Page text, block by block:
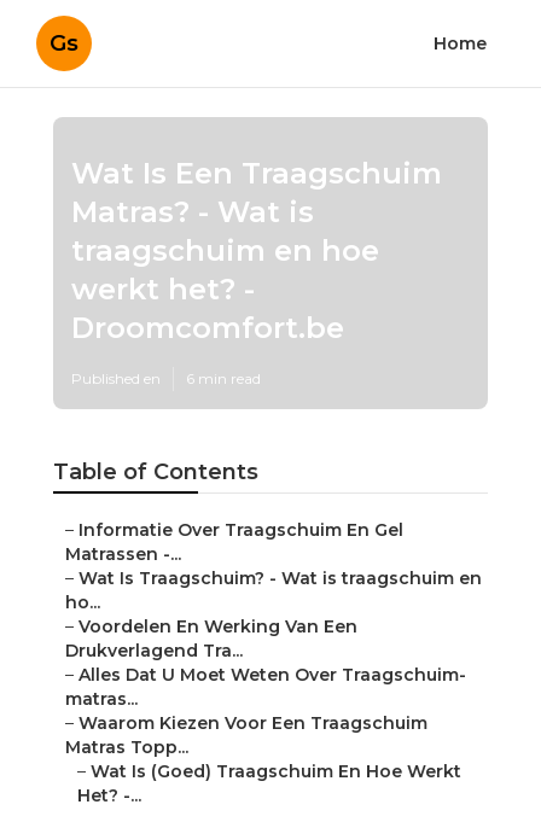
Gs Home
Wat Is Een Traagschuim
Matras? - Wat is
traagschuim en hoe
werkt het? -
Droomcomfort.be
Published en 6 min read
Table of Contents
– Informatie Over Traagschuim En Gel
Matrassen -...
– Wat Is Traagschuim? - Wat is traagschuim en
ho...
– Voordelen En Werking Van Een
Drukverlagend Tra...
– Alles Dat U Moet Weten Over Traagschuim-
matras...
– Waarom Kiezen Voor Een Traagschuim
Matras Topp...
– Wat Is (Goed) Traagschuim En Hoe Werkt
Het? -...